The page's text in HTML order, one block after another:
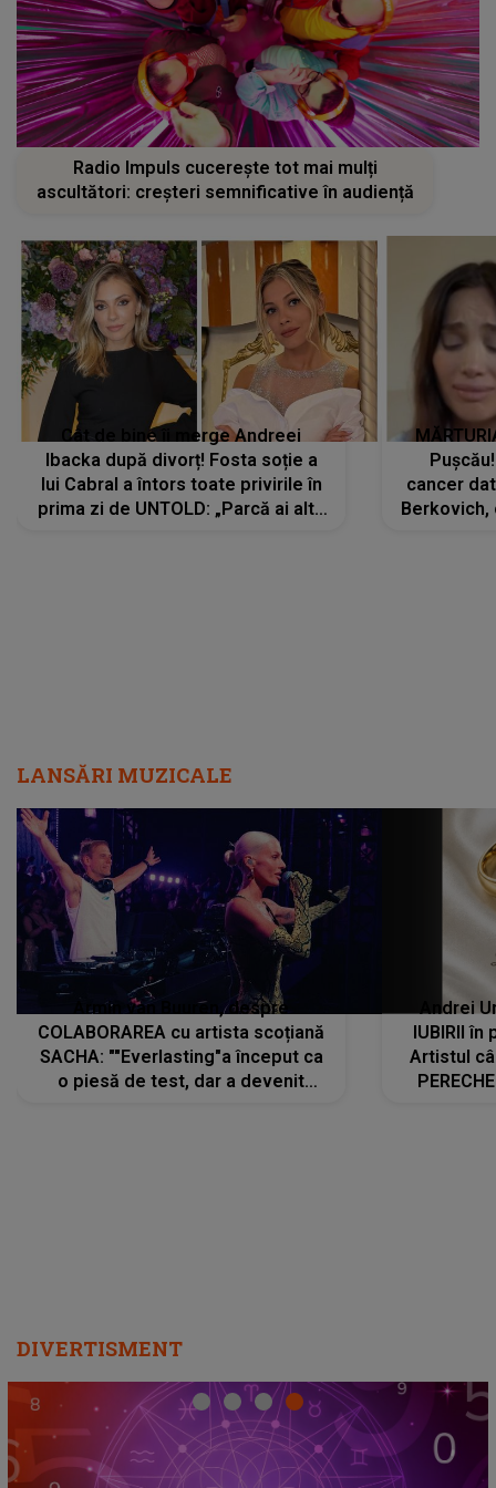
Radio Impuls cucerește tot mai mulți
ascultători: creșteri semnificative în audiență
Cât de bine îi merge Andreei
Ibacka după divorț! Fosta soție a
lui Cabral a întors toate privirile în
prima zi de UNTOLD: „Parcă ai altă
cancer
Berkovich,
LANSĂRI MUZICALE
Armin van Buuren, despre
COLABORAREA cu artista scoțiană
SACHA: ""Everlasting"a început ca
o piesă de test, dar a devenit
Andrei
IUBIRII
Artistul
DIVERTISMENT